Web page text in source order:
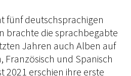
fünf deutschsprachigen
brachte die sprachbegabte
Jahren auch Alben auf
Französisch und Spanisch
2021 erschien ihre erste